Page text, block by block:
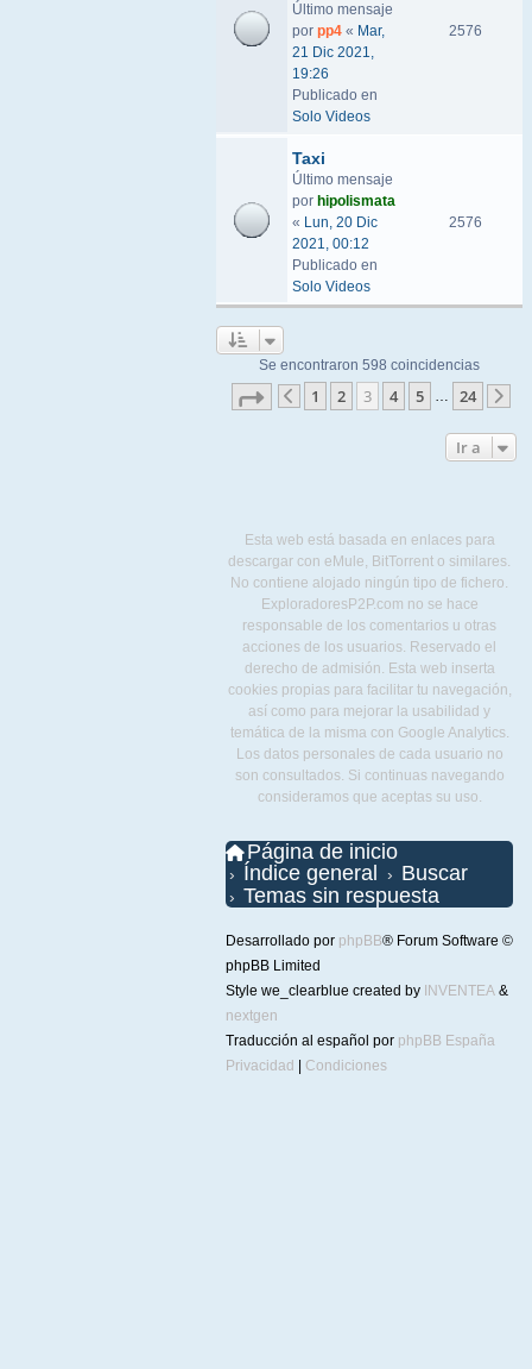
Último mensaje
por pp4 « Mar,
21 Dic 2021,
19:26
Publicado en
Solo Videos
2576
Taxi
Último mensaje
por hipolismata
« Lun, 20 Dic
2021, 00:12
Publicado en
Solo Videos
2576
Se encontraron 598 coincidencias
Página de 24
Anterior
1 2 3 4 5 … 24
Ir a
Esta web está basada en enlaces para
descargar con eMule, BitTorrent o similares.
No contiene alojado ningún tipo de fichero.
ExploradoresP2P.com no se hace
responsable de los comentarios u otras
acciones de los usuarios. Reservado el
derecho de admisión. Esta web inserta
cookies propias para facilitar tu navegación,
así como para mejorar la usabilidad y
temática de la misma con Google Analytics.
Los datos personales de cada usuario no
son consultados. Si continuas navegando
consideramos que aceptas su uso.
Página de inicio
Índice general
Buscar
Temas sin respuesta
Desarrollado por phpBB® Forum Software ©
phpBB Limited
Style we_clearblue created by INVENTEA &
nextgen
Traducción al español por phpBB España
Privacidad
Condiciones